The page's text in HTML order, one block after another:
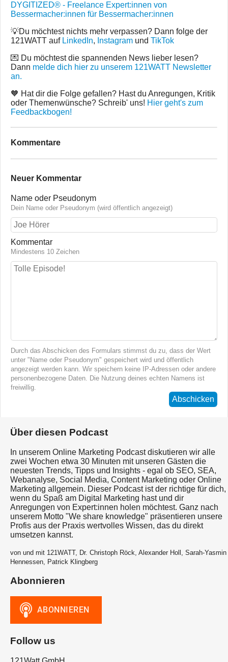
DYGITIZED® - Freelance Expert:innen von
Bessermacher:innen für Bessermacher:innen
💡Du möchtest nichts mehr verpassen? Dann folge der
121WATT auf LinkedIn, Instagram und TikTok
💌 Du möchtest die spannenden News lieber lesen?
Dann melde dich hier zu unserem 121WATT Newsletter
an.
🧡 Hat dir die Folge gefallen? Hast du Anregungen, Kritik
oder Themenwünsche? Schreib' uns! Hier geht's zum
Feedbackbogen!
Kommentare
Neuer Kommentar
Name oder Pseudonym
Dein Name oder Pseudonym (wird öffentlich angezeigt)
Kommentar
Mindestens 10 Zeichen
Durch das Abschicken des Formulars stimmst du zu, dass der Wert
unter "Name oder Pseudonym" gespeichert wird und öffentlich
angezeigt werden kann. Wir speichern keine IP-Adressen oder andere
personenbezogene Daten. Die Nutzung deines echten Namens ist
freiwillig.
Abschicken
Über diesen Podcast
In unserem Online Marketing Podcast diskutieren wir alle
zwei Wochen etwa 30 Minuten mit unseren Gästen die
neuesten Trends, Tipps und Insights - egal ob SEO, SEA,
Webanalyse, Social Media, Content Marketing oder Online
Marketing allgemein. Dieser Podcast ist der richtige für dich,
wenn du Spaß am Digital Marketing hast und dir
Anregungen von Expert:innen holen möchtest. Ganz nach
unserem Motto "We share knowledge" präsentieren unsere
Profis aus der Praxis wertvolles Wissen, das du direkt
umsetzen kannst.
von und mit 121WATT, Dr. Christoph Röck, Alexander Holl, Sarah-Yasmin
Hennessen, Patrick Klingberg
Abonnieren
Follow us